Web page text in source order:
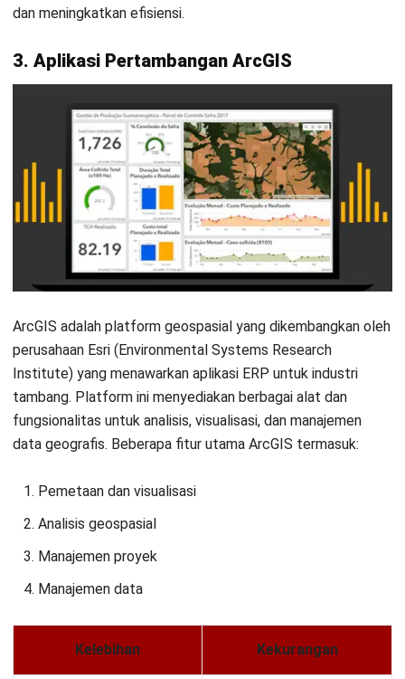
Mulai Konsultasi
Coba Gratis
perusahaan Anda.
Kesimpulan
Dengan beragam pilihan aplikasi pertambangan yang
tersedia, perusahaan-perusahaan di industri ini memiliki
kesempatan untuk memanfaatkan teknologi tersebut untuk
mengoptimalkan proses bisnis mereka.
Aplikasi Tambang dari HashMicro, salah satunya. Vendor ini
menyediakan solusi perangkat lunak terintegrasi yang dapat
disesuaikan dengan kebutuhan khusus industri
Mulai perjalanan Anda dengan mencobademo gratis
tambang HashMicro sekarang!
Pertanyaan Seputar Aplikasi Tambang